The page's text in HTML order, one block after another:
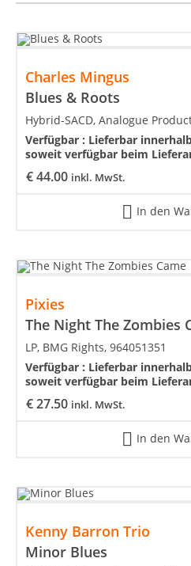
Charles Mingus
Blues & Roots
€44.00 inkl. MwSt.
Hybrid-SACD, Analogue
Verfügbar : Lieferbar
soweit verfügbar beim
In den
Pixies
The Night The Zombies
€27.50 inkl. MwSt.
LP, BMG Rights, 964051351
Verfügbar : Lieferbar
soweit verfügbar beim
In den
Kenny Barron Trio
Minor Blues